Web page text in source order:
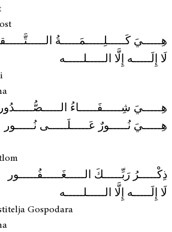
هِـــــيَ كَـــــلِـــــمَـــــةُ
لَا إِلَـــــه إِلَّا الـــــلـــــه
هِـــــيَ شِـــــفَـــــاءُ الـــــصُّـــــدُور
هِـــــيَ نُـــــورٌ عَـــــلَـــــى نُـــــور
ذِكْـــــرُ رَبِّـــــكَ الـــــغَـــــفُـــــور
لَا إِلَـــــه إِلَّا الـــــلـــــه
Gospodara